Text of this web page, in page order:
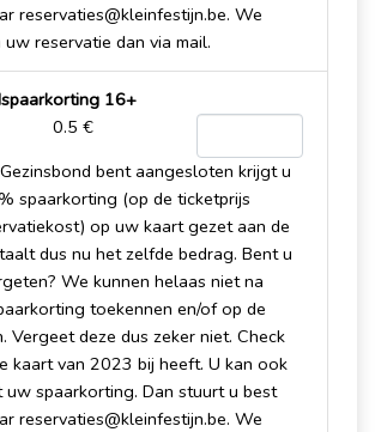
reservaties@kleinfestijn.be. We
reservatie dan via mail.
16+
0.5 €
bent aangesloten krijgt u
spaarkorting (op de ticketprijs
op uw kaart gezet aan de
dus nu het zelfde bedrag. Bent u
We kunnen helaas niet na
toekennen en/of op de
Vergeet deze dus zeker niet. Check
kaart van 2023 bij heeft. U kan ook
uw spaarkorting. Dan stuurt u best
reservaties@kleinfestijn.be. We